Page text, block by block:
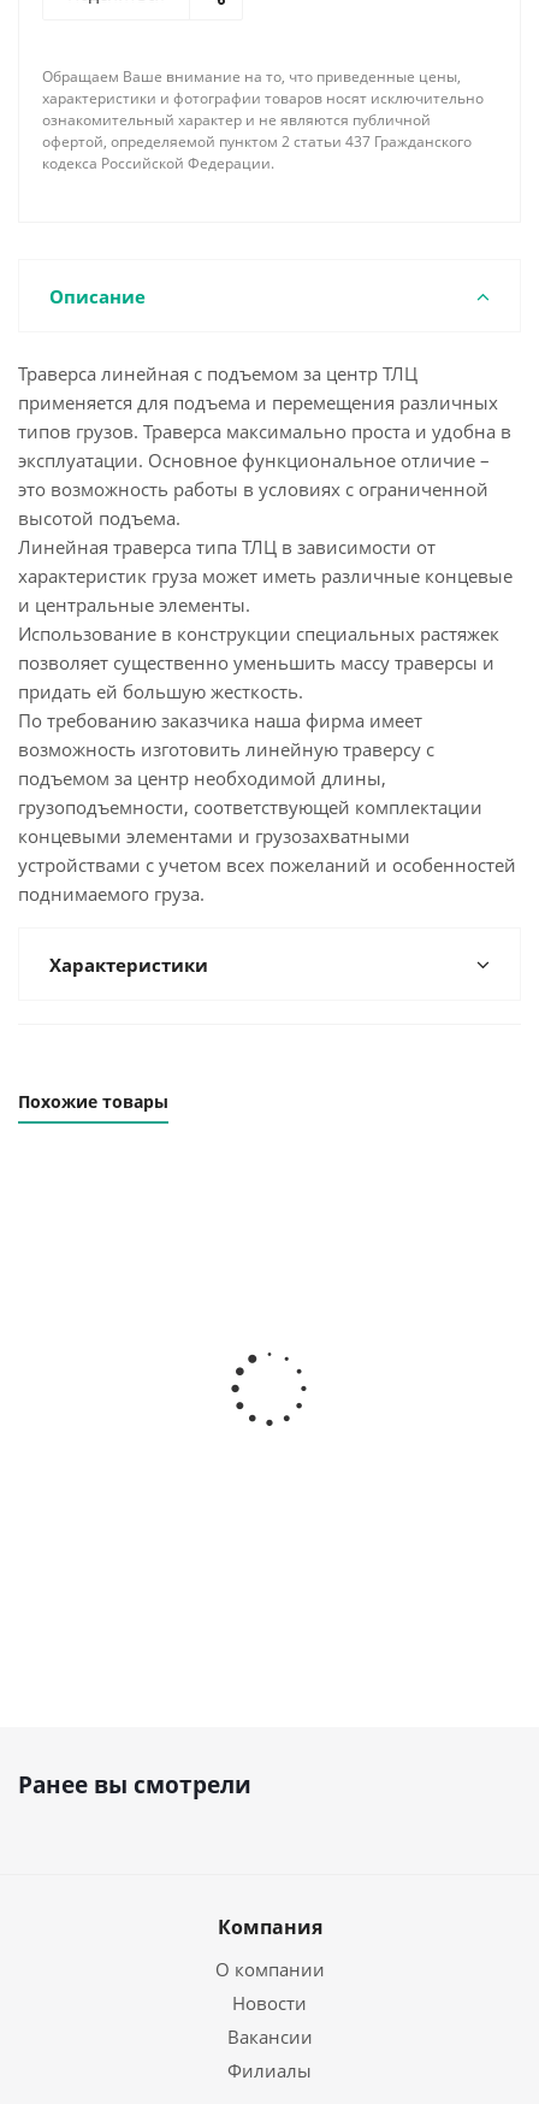
возможность изготовить линейную траверсу с
подъемом за центр необходимой длины,
грузоподъемности, соответствующей
комплектации концевыми элементами и
Обращаем Ваше внимание на то, что приведенные цены,
характеристики и фотографии товаров носят исключительно
ознакомительный характер и не являются публичной
офертой, определяемой пунктом 2 статьи 437 Гражданского
кодекса Российской Федерации.
Описание
Траверса линейная с подъемом за центр ТЛЦ
применяется для подъема и перемещения различных
типов грузов. Траверса максимально проста и удобна в
эксплуатации. Основное функциональное отличие –
это возможность работы в условиях с ограниченной
высотой подъема.
Линейная траверса типа ТЛЦ в зависимости от
характеристик груза может иметь различные концевые
и центральные элементы.
Использование в конструкции специальных растяжек
позволяет существенно уменьшить массу траверсы и
придать ей большую жесткость.
По требованию заказчика наша фирма имеет
возможность изготовить линейную траверсу с
подъемом за центр необходимой длины,
грузоподъемности, соответствующей комплектации
концевыми элементами и грузозахватными
устройствами с учетом всех пожеланий и особенностей
поднимаемого груза.
Характеристики
Похожие товары
Ранее вы смотрели
Компания
О компании
Новости
Вакансии
Филиалы